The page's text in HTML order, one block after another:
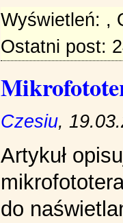
Wyświetleń: ,
Ostatni post:
Czesiu,
Artykuł
do